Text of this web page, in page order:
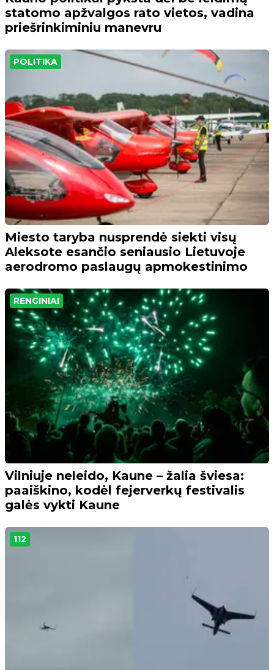
statomo apžvalgos rato vietos, vadina
priešrinkiminiu manevru
POLITIKA
Miesto taryba nusprendė siekti visų
Aleksote esančio seniausio Lietuvoje
aerodromo paslaugų apmokestinimo
RENGINIAI
Vilniuje neleido, Kaune – žalia šviesa:
paaiškino, kodėl fejerverkų festivalis
galės vykti Kaune
112